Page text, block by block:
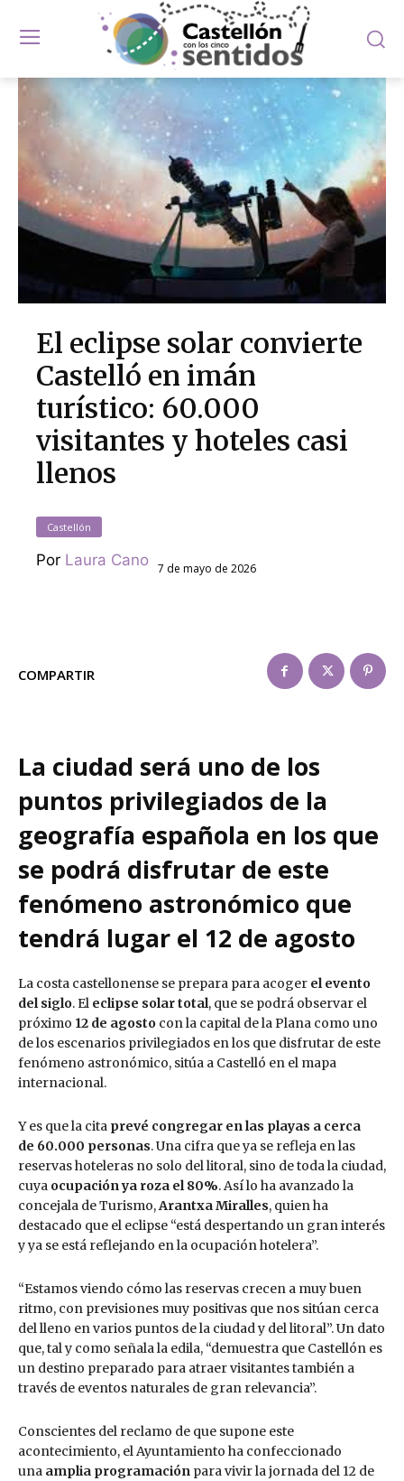
El eclipse solar convierte
Castelló en imán
turístico: 60.000
visitantes y hoteles casi
llenos
Castellón
Por Laura Cano 7 de mayo de 2026
COMPARTIR
La ciudad será uno de los
puntos privilegiados de la
geografía española en los que
se podrá disfrutar de este
fenómeno astronómico que
tendrá lugar el 12 de agosto
La costa castellonense se prepara para acoger el evento
del siglo. El eclipse solar total, que se podrá observar el
próximo 12 de agosto con la capital de la Plana como uno
de los escenarios privilegiados en los que disfrutar de este
fenómeno astronómico, sitúa a Castelló en el mapa
internacional.
Y es que la cita prevé congregar en las playas a cerca
de 60.000 personas. Una cifra que ya se refleja en las
reservas hoteleras no solo del litoral, sino de toda la ciudad,
cuya ocupación ya roza el 80%. Así lo ha avanzado la
concejala de Turismo,Arantxa Miralles, quien ha
destacado que el eclipse “está despertando un gran interés
y ya se está reflejando en la ocupación hotelera”.
“Estamos viendo cómo las reservas crecen a muy buen
ritmo, con previsiones muy positivas que nos sitúan cerca
del lleno en varios puntos de la ciudad y del litoral”. Un dato
que, tal y como señala la edila, “demuestra que Castellón es
un destino preparado para atraer visitantes también a
través de eventos naturales de gran relevancia”.
Conscientes del reclamo de que supone este
acontecimiento, el Ayuntamiento ha confeccionado
una amplia programación para vivir la jornada del 12 de